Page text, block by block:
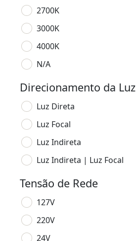
2700K
3000K
4000K
N/A
Direcionamento da Luz
Luz Direta
Luz Focal
Luz Indireta
Luz Indireta | Luz Focal
Tensão de Rede
127V
220V
24V